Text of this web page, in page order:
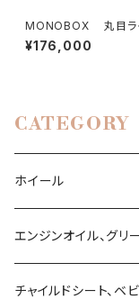
MONOBOX 丸目ラ
¥176,000
CATEGORY
ホイール
ハイエース200系
タウンエース
エンジンオイル、グリ
4ストローク用エンジ
チャイルドシート、ベ